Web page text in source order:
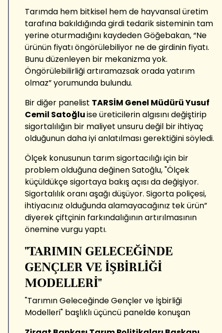
Tarımda hem bitkisel hem de hayvansal üretim
tarafına bakıldığında girdi tedarik sisteminin tam
yerine oturmadığını kaydeden Göğebakan, “Ne
ürünün fiyatı öngörülebiliyor ne de girdinin fiyatı.
Bunu düzenleyen bir mekanizma yok.
Öngörülebilirliği artıramazsak orada yatırım
olmaz” yorumunda bulundu.
Bir diğer panelist TARSİM Genel Müdürü Yusuf
Cemil Satoğluise üreticilerin algısını değiştirip
sigortalılığın bir maliyet unsuru değil bir ihtiyaç
olduğunun daha iyi anlatılması gerektiğini söyledi.
Ölçek konusunun tarım sigortacılığı için bir
problem olduğuna değinen Satoğlu, "Ölçek
küçüldükçe sigortaya bakış açısı da değişiyor.
Sigortalılık oranı aşağı düşüyor. Sigorta poliçesi,
ihtiyacınız olduğunda alamayacağınız tek ürün”
diyerek çiftçinin farkındalığının artırılmasının
önemine vurgu yaptı.
"TARIMIN GELECEĞİNDE
GENÇLER VE İŞBİRLİĞİ
MODELLERİ"
"Tarımın Geleceğinde Gençler ve İşbirliği
Modelleri" başlıklı üçüncü panelde konuşan